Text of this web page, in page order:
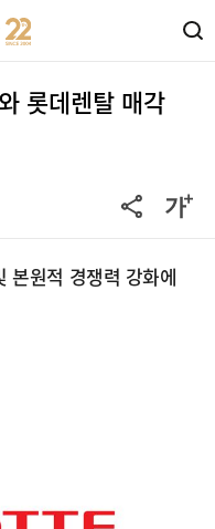
롯데렌탈 매각
본원적 경쟁력 강화에